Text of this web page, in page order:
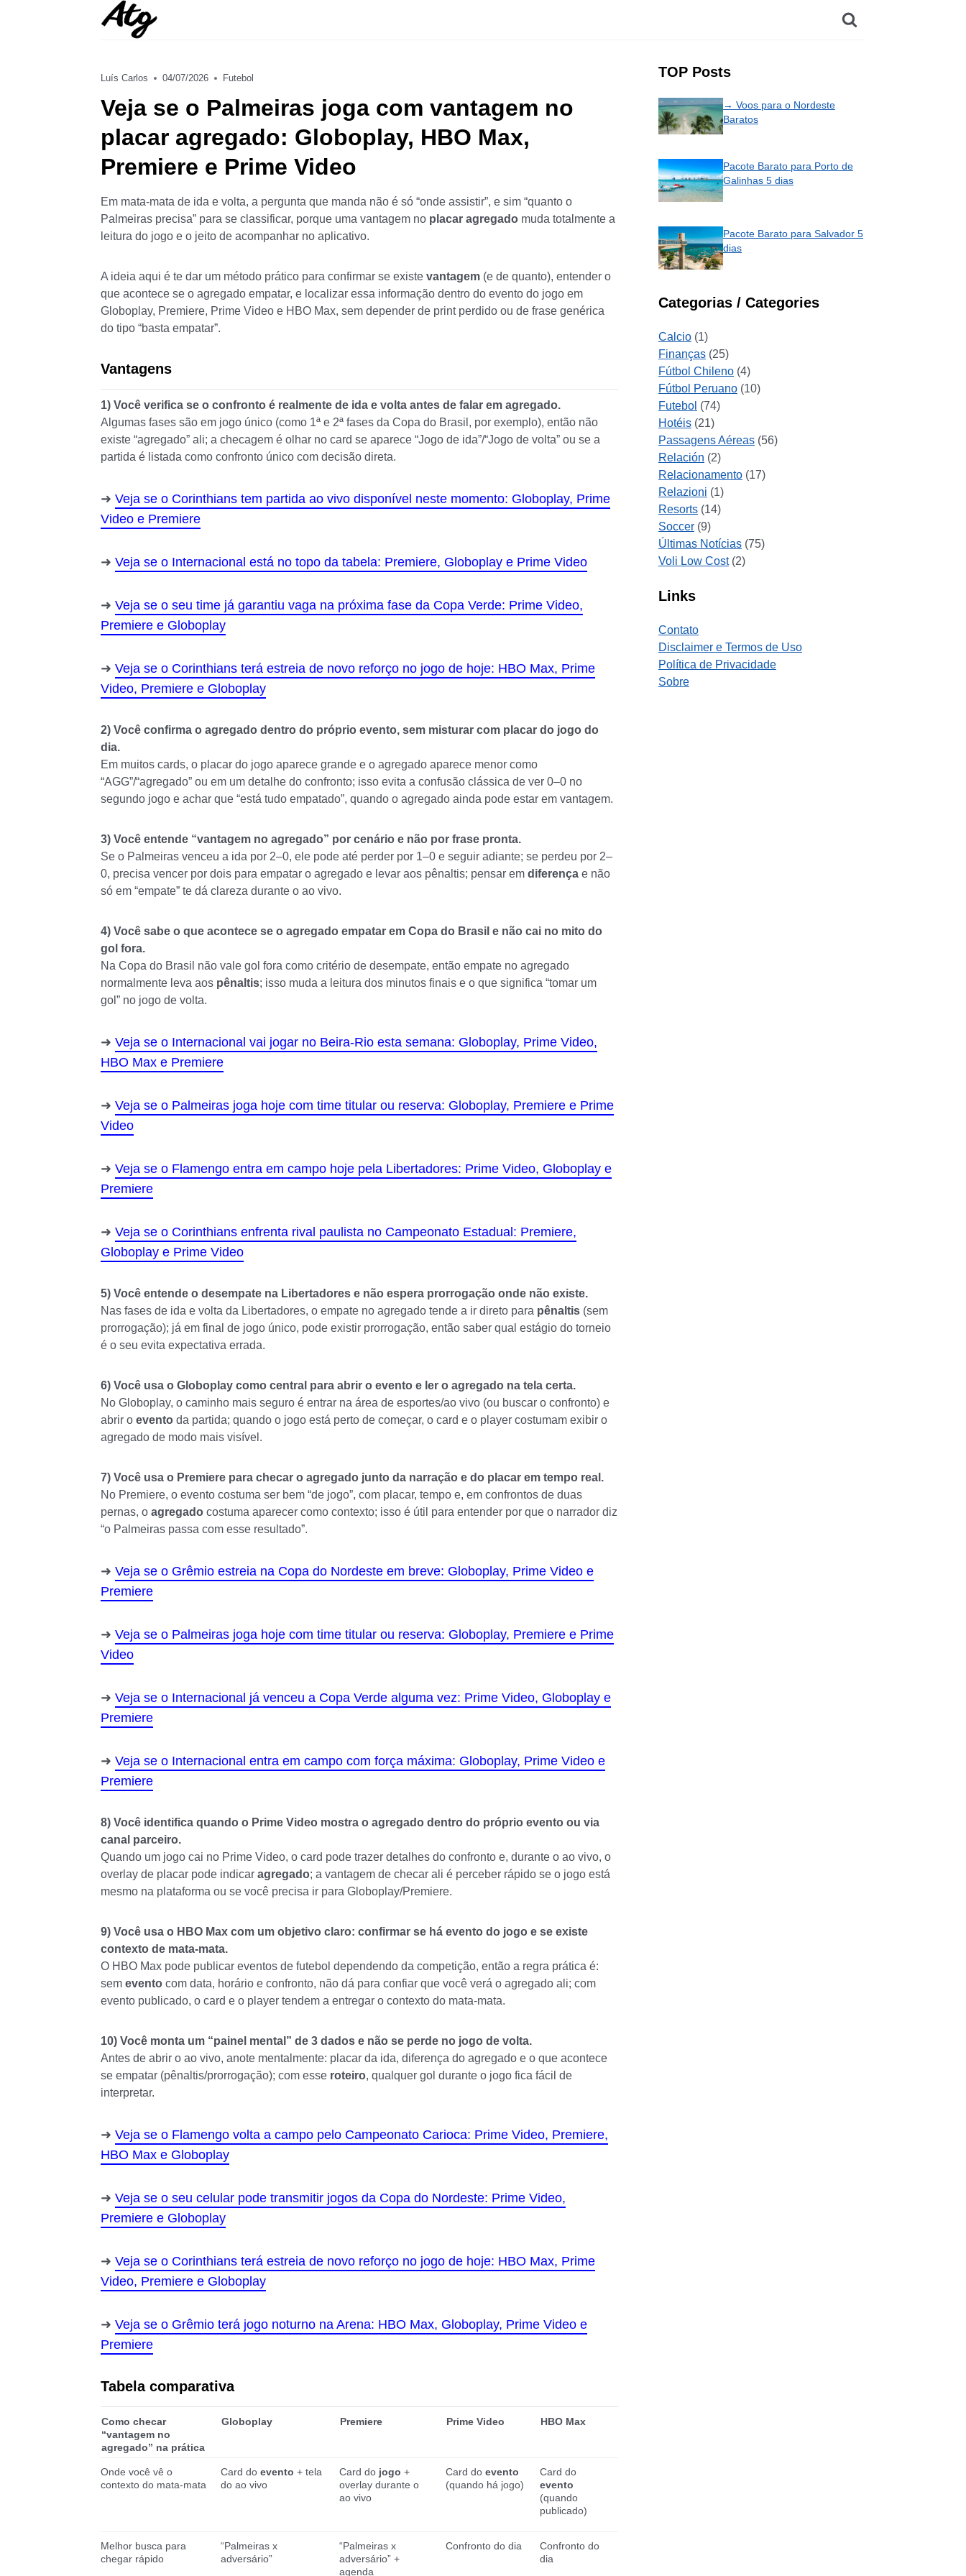
Luís Carlos 04/07/2026 Futebol
Veja se o Palmeiras joga com vantagem no
placar agregado: Globoplay, HBO Max,
Premiere e Prime Video
Em mata-mata de ida e volta, a pergunta que manda não é só “onde assistir”, e sim “quanto o
Palmeiras precisa” para se classificar, porque uma vantagem no placar agregado muda totalmente a
leitura do jogo e o jeito de acompanhar no aplicativo.
A ideia aqui é te dar um método prático para confirmar se existe vantagem (e de quanto), entender o
que acontece se o agregado empatar, e localizar essa informação dentro do evento do jogo em
Globoplay, Premiere, Prime Video e HBO Max, sem depender de print perdido ou de frase genérica
do tipo “basta empatar”.
Vantagens
1) Você verifica se o confronto é realmente de ida e volta antes de falar em agregado.
Algumas fases são em jogo único (como 1ª e 2ª fases da Copa do Brasil, por exemplo), então não
existe “agregado” ali; a checagem é olhar no card se aparece “Jogo de ida”/“Jogo de volta” ou se a
partida é listada como confronto único com decisão direta.
Veja se o Corinthians tem partida ao vivo disponível neste momento: Globoplay, Prime
Video e Premiere
Veja se o Internacional está no topo da tabela: Premiere, Globoplay e Prime Video
Veja se o seu time já garantiu vaga na próxima fase da Copa Verde: Prime Video,
Premiere e Globoplay
Veja se o Corinthians terá estreia de novo reforço no jogo de hoje: HBO Max, Prime
Video, Premiere e Globoplay
2) Você confirma o agregado dentro do próprio evento, sem misturar com placar do jogo do
dia.
Em muitos cards, o placar do jogo aparece grande e o agregado aparece menor como
“AGG”/“agregado” ou em um detalhe do confronto; isso evita a confusão clássica de ver 0–0 no
segundo jogo e achar que “está tudo empatado”, quando o agregado ainda pode estar em vantagem.
3) Você entende “vantagem no agregado” por cenário e não por frase pronta.
Se o Palmeiras venceu a ida por 2–0, ele pode até perder por 1–0 e seguir adiante; se perdeu por 2–
0, precisa vencer por dois para empatar o agregado e levar aos pênaltis; pensar em diferença e não
só em “empate” te dá clareza durante o ao vivo.
4) Você sabe o que acontece se o agregado empatar em Copa do Brasil e não cai no mito do
gol fora.
Na Copa do Brasil não vale gol fora como critério de desempate, então empate no agregado
normalmente leva aos pênaltis; isso muda a leitura dos minutos finais e o que significa “tomar um
gol” no jogo de volta.
Veja se o Internacional vai jogar no Beira-Rio esta semana: Globoplay, Prime Video,
HBO Max e Premiere
Veja se o Palmeiras joga hoje com time titular ou reserva: Globoplay, Premiere e Prime
Video
Veja se o Flamengo entra em campo hoje pela Libertadores: Prime Video, Globoplay e
Premiere
Veja se o Corinthians enfrenta rival paulista no Campeonato Estadual: Premiere,
Globoplay e Prime Video
5) Você entende o desempate na Libertadores e não espera prorrogação onde não existe.
Nas fases de ida e volta da Libertadores, o empate no agregado tende a ir direto para pênaltis (sem
prorrogação); já em final de jogo único, pode existir prorrogação, então saber qual estágio do torneio
é o seu evita expectativa errada.
6) Você usa o Globoplay como central para abrir o evento e ler o agregado na tela certa.
No Globoplay, o caminho mais seguro é entrar na área de esportes/ao vivo (ou buscar o confronto) e
abrir o evento da partida; quando o jogo está perto de começar, o card e o player costumam exibir o
agregado de modo mais visível.
7) Você usa o Premiere para checar o agregado junto da narração e do placar em tempo real.
No Premiere, o evento costuma ser bem “de jogo”, com placar, tempo e, em confrontos de duas
pernas, o agregado costuma aparecer como contexto; isso é útil para entender por que o narrador diz
“o Palmeiras passa com esse resultado”.
Veja se o Grêmio estreia na Copa do Nordeste em breve: Globoplay, Prime Video e
Premiere
Veja se o Palmeiras joga hoje com time titular ou reserva: Globoplay, Premiere e Prime
Video
Veja se o Internacional já venceu a Copa Verde alguma vez: Prime Video, Globoplay e
Premiere
Veja se o Internacional entra em campo com força máxima: Globoplay, Prime Video e
Premiere
8) Você identifica quando o Prime Video mostra o agregado dentro do próprio evento ou via
canal parceiro.
Quando um jogo cai no Prime Video, o card pode trazer detalhes do confronto e, durante o ao vivo, o
overlay de placar pode indicar agregado; a vantagem de checar ali é perceber rápido se o jogo está
mesmo na plataforma ou se você precisa ir para Globoplay/Premiere.
9) Você usa o HBO Max com um objetivo claro: confirmar se há evento do jogo e se existe
contexto de mata-mata.
O HBO Max pode publicar eventos de futebol dependendo da competição, então a regra prática é:
sem evento com data, horário e confronto, não dá para confiar que você verá o agregado ali; com
evento publicado, o card e o player tendem a entregar o contexto do mata-mata.
10) Você monta um “painel mental” de 3 dados e não se perde no jogo de volta.
Antes de abrir o ao vivo, anote mentalmente: placar da ida, diferença do agregado e o que acontece
se empatar (pênaltis/prorrogação); com esse roteiro, qualquer gol durante o jogo fica fácil de
interpretar.
Veja se o Flamengo volta a campo pelo Campeonato Carioca: Prime Video, Premiere,
HBO Max e Globoplay
Veja se o seu celular pode transmitir jogos da Copa do Nordeste: Prime Video,
Premiere e Globoplay
Veja se o Corinthians terá estreia de novo reforço no jogo de hoje: HBO Max, Prime
Video, Premiere e Globoplay
Veja se o Grêmio terá jogo noturno na Arena: HBO Max, Globoplay, Prime Video e
Premiere
Tabela comparativa
Como checar
“vantagem no
agregado” na prática
Globoplay Premiere Prime Video HBO Max
Onde você vê o
contexto do mata-mata
Card do evento + tela
do ao vivo
Card do jogo +
overlay durante o
ao vivo
Card do evento
(quando há jogo)
Card do
evento
(quando
publicado)
Melhor busca para
chegar rápido
“Palmeiras x
adversário”
“Palmeiras x
adversário” +
agenda
Confronto do dia
Confronto do
dia
TOP Posts
→ Voos para o Nordeste
Baratos
Pacote Barato para Porto de
Galinhas 5 dias
Pacote Barato para Salvador 5
dias
Categorias / Categories
Calcio (1)
Finanças (25)
Fútbol Chileno (4)
Fútbol Peruano (10)
Futebol (74)
Hotéis (21)
Passagens Aéreas (56)
Relación (2)
Relacionamento (17)
Relazioni (1)
Resorts (14)
Soccer (9)
Últimas Notícias (75)
Voli Low Cost(2)
Links
Contato
Disclaimer e Termos de Uso
Política de Privacidade
Sobre